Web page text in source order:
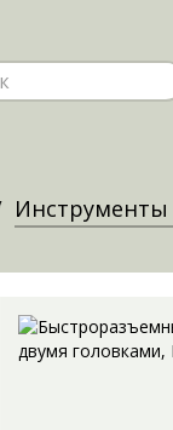
Инструменты